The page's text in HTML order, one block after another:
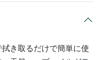
き取るだけで簡単に使